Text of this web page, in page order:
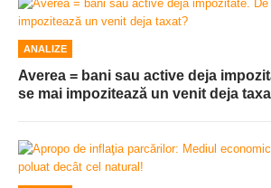
ANALIZE
Averea = bani sau active deja
se mai impozitează un venit deja